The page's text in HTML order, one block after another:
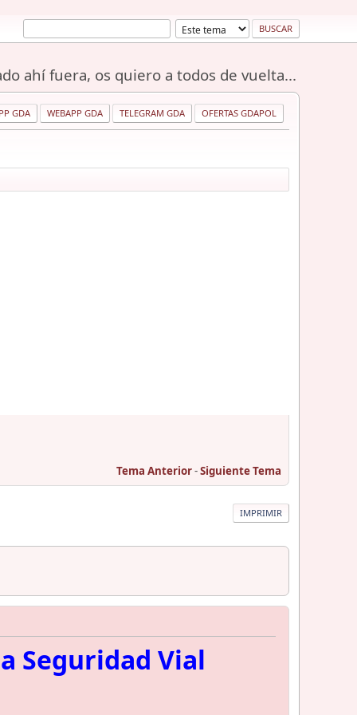
ahí fuera, os quiero a todos de vuelta...
GDA WEBAPP GDA TELEGRAM GDA OFERTAS GDAPOL
Tema Anterior-Siguiente Tema
IMPRIMIR
Seguridad Vial